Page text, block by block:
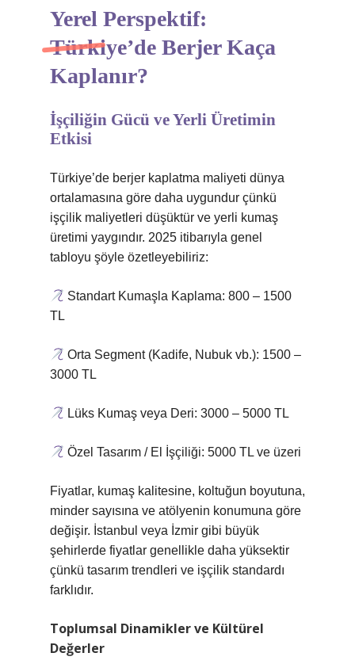
Yerel Perspektif:
Türkiye’de Berjer Kaça
Kaplanır?
İşçiliğin Gücü ve Yerli Üretimin
Etkisi
Türkiye’de berjer kaplatma maliyeti dünya
ortalamasına göre daha uygundur çünkü
işçilik maliyetleri düşüktür ve yerli kumaş
üretimi yaygındır. 2025 itibarıyla genel
tabloyu şöyle özetleyebiliriz:
Standart Kumaşla Kaplama: 800 – 1500
TL
Orta Segment (Kadife, Nubuk vb.): 1500 –
3000 TL
Lüks Kumaş veya Deri: 3000 – 5000 TL
Özel Tasarım / El İşçiliği: 5000 TL ve üzeri
Fiyatlar, kumaş kalitesine, koltuğun boyutuna,
minder sayısına ve atölyenin konumuna göre
değişir. İstanbul veya İzmir gibi büyük
şehirlerde fiyatlar genellikle daha yüksektir
çünkü tasarım trendleri ve işçilik standardı
farklıdır.
Toplumsal Dinamikler ve Kültürel
Değerler